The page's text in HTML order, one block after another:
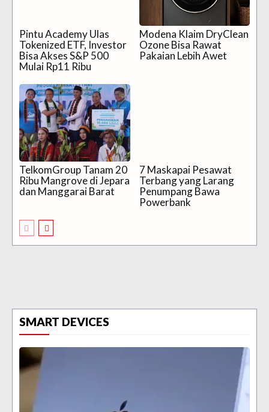
Pintu Academy Ulas
Tokenized ETF, Investor
Bisa Akses S&P 500
Mulai Rp11 Ribu
Modena Klaim DryClean
Ozone Bisa Rawat
Pakaian Lebih Awet
TelkomGroup Tanam 20
Ribu Mangrove di Jepara
dan Manggarai Barat
7 Maskapai Pesawat
Terbang yang Larang
Penumpang Bawa
Powerbank
SMART DEVICES